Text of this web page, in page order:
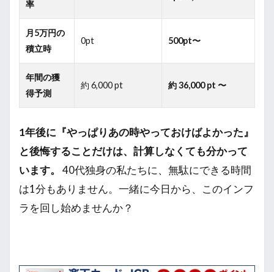
率
月5万円の
積立時
0pt 500pt〜
年間の獲
得予測
約 6,000 pt 約 36,000 pt 〜
1年後に『やっぱりあの時やっておけばよかった』
と後悔することだけは、計算しなくても分かって
います。
40代独身の私たちに、無駄にできる時間
は1分もありません。一緒に今日から、このインフ
ラを回し始めませんか？